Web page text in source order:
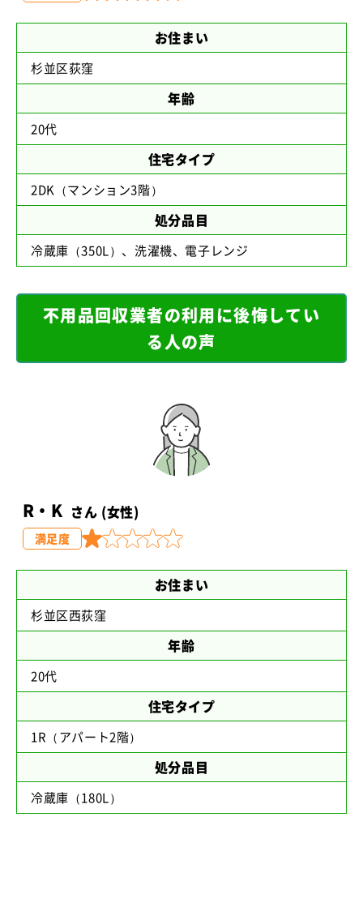
お住まい
杉並区荻窪
年齢
20代
住宅タイプ
2DK（マンション3階）
処分品目
冷蔵庫（350L）、洗濯機、電子レンジ
不用品回収業者の利用に後悔してい
る人の声
R・K さん (女性)
満足度
お住まい
杉並区西荻窪
年齢
20代
住宅タイプ
1R（アパート2階）
処分品目
冷蔵庫（180L）